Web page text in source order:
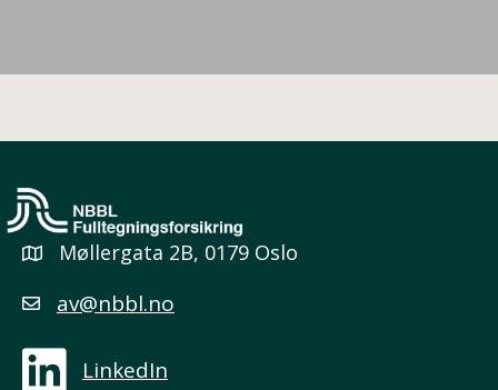
Møllergata 2B, 0179 Oslo
av@nbbl.no
LinkedIn